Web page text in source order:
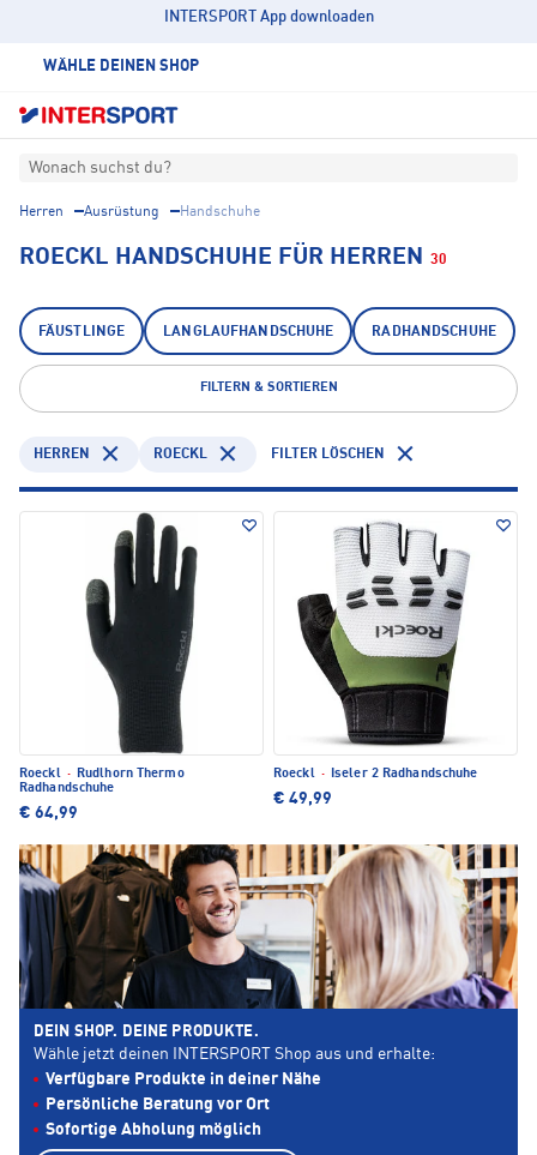
INTERSPORT App downloaden
WÄHLE DEINEN SHOP
Wonach suchst du?
Herren Ausrüstung Handschuhe
ROECKL HANDSCHUHE FÜR HERREN 30
FÄUSTLINGE LANGLAUFHANDSCHUHE RADHANDSCHUHE
FILTERN & SORTIEREN
HERREN ROECKL FILTER LÖSCHEN
Roeckl ·
Rudlhorn Thermo
Radhandschuhe
€ 64,99
Roeckl · Iseler 2 Radhandschuhe
€ 49,99
DEIN SHOP. DEINE PRODUKTE.
Wähle jetzt deinen INTERSPORT Shop aus und erhalte:
Verfügbare Produkte in deiner Nähe
Persönliche Beratung vor Ort
Sofortige Abholung möglich